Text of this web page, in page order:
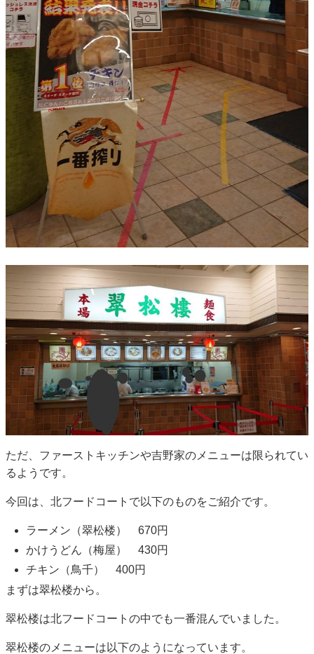
ただ、ファーストキッチンや吉野家のメニューは限られてい
るようです。
今回は、北フードコートで以下のものをご紹介です。
ラーメン（翠松楼） 670円
かけうどん（梅屋） 430円
チキン（鳥千） 400円
まずは翠松楼から。
翠松楼は北フードコートの中でも一番混んでいました。
翠松楼のメニューは以下のようになっています。